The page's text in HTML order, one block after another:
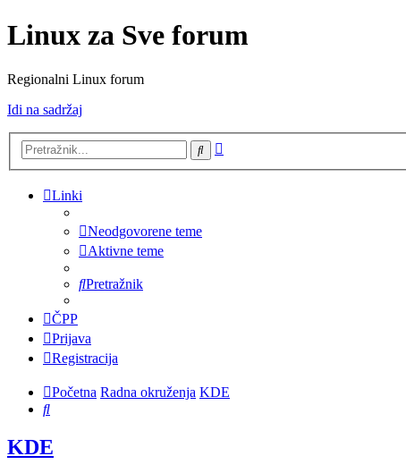
Linux za Sve forum
Regionalni Linux forum
Idi na sadržaj
Pretražnik
Linki
Neodgovorene teme
Aktivne teme
Pretražnik
ČPP
Prijava
Registracija
Početna Radna okruženja KDE
Pretražnik
KDE